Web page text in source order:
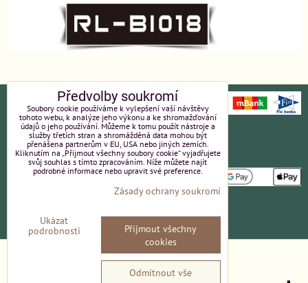
Ochrana osobních údajů
Platební údaje
Obchodní podmínky
Reklamace
Kontakt
Zásady ochrany soukromí
Předvolby soukromí
Soubory cookie používáme k vylepšení vaší návštěvy
tohoto webu, k analýze jeho výkonu a ke shromažďování
údajů o jeho používání. Můžeme k tomu použít nástroje a
služby třetích stran a shromážděná data mohou být
přenášena partnerům v EU, USA nebo jiných zemích.
Kliknutím na „Přijmout všechny soubory cookie“ vyjadřujete
svůj souhlas s tímto zpracováním. Níže můžete najít
podrobné informace nebo upravit své preference.
Zásady ochrany soukromí
Ukázat
podrobnosti
Přijmout všechny
cookies
Odmítnout vše